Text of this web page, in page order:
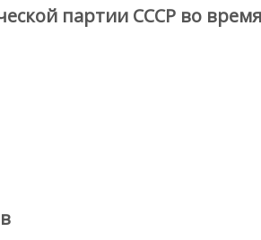
партии СССР во